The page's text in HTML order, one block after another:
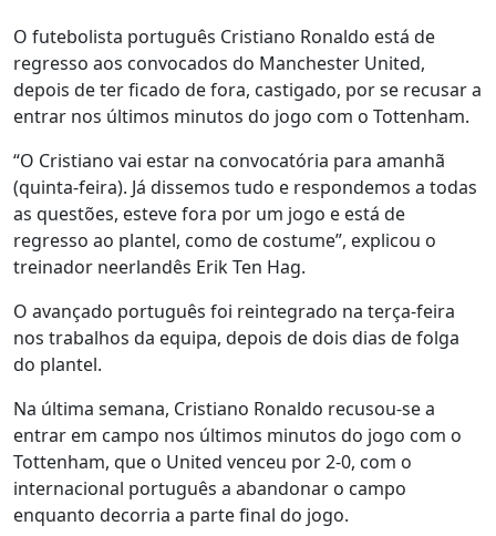
O futebolista português Cristiano Ronaldo está de
regresso aos convocados do Manchester United,
depois de ter ficado de fora, castigado, por se recusar a
entrar nos últimos minutos do jogo com o Tottenham.
“O Cristiano vai estar na convocatória para amanhã
(quinta-feira). Já dissemos tudo e respondemos a todas
as questões, esteve fora por um jogo e está de
regresso ao plantel, como de costume”, explicou o
treinador neerlandês Erik Ten Hag.
O avançado português foi reintegrado na terça-feira
nos trabalhos da equipa, depois de dois dias de folga
do plantel.
Na última semana, Cristiano Ronaldo recusou-se a
entrar em campo nos últimos minutos do jogo com o
Tottenham, que o United venceu por 2-0, com o
internacional português a abandonar o campo
enquanto decorria a parte final do jogo.